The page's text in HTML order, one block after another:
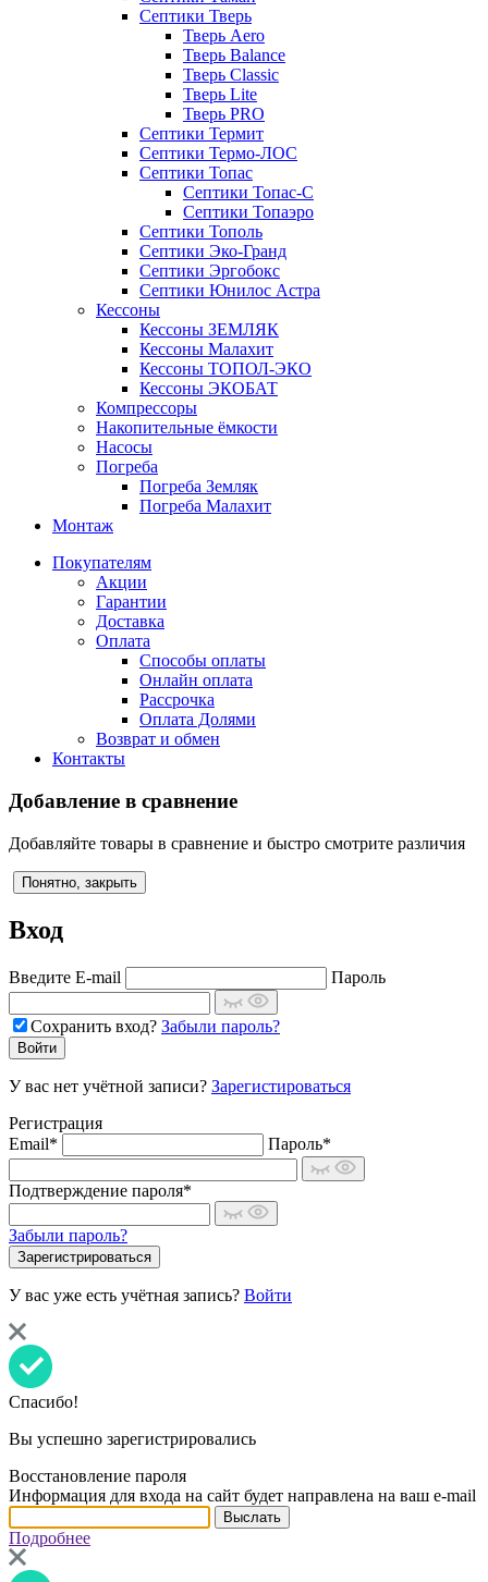
Септики Тверь
Тверь Aero
Тверь Balance
Тверь Classic
Тверь Lite
Тверь PRO
Септики Термит
Септики Термо-ЛОС
Септики Топас
Септики Топас-С
Септики Топаэро
Септики Тополь
Септики Эко-Гранд
Септики Эргобокс
Септики Юнилос Астра
Кессоны
Кессоны ЗЕМЛЯК
Кессоны Малахит
Кессоны ТОПОЛ-ЭКО
Кессоны ЭКОБАТ
Компрессоры
Накопительные ёмкости
Насосы
Погреба
Погреба Земляк
Погреба Малахит
Монтаж
Покупателям
Акции
Гарантии
Доставка
Оплата
Способы оплаты
Онлайн оплата
Рассрочка
Оплата Долями
Возврат и обмен
Контакты
Добавление в сравнение
Добавляйте товары в сравнение и быстро смотрите различия
Понятно, закрыть
Вход
Введите E-mail Пароль
Сохранить вход? Забыли пароль?
У вас нет учётной записи? Зарегистироваться
Регистрация
Email*
Пароль*
Подтверждение пароля*
Забыли пароль?
У вас уже есть учётная запись? Войти
Спасибо!
Вы успешно зарегистрировались
Восстановление пароля
Информация для входа на сайт будет направлена на ваш e-mail
Подробнее